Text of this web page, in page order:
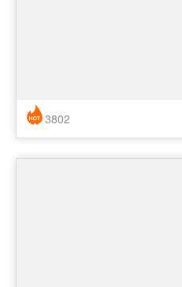
简历风格： 时尚 / 简洁 / 应届生
3802